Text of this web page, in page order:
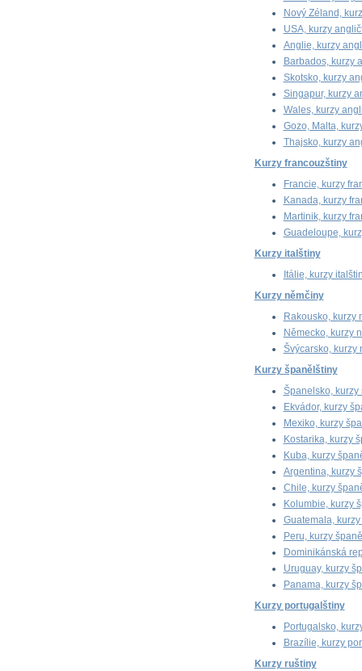
Nový Zéland,
USA, kurzy
Anglie, kurzy
Barbados, kurzy
Skotsko, kurzy
Singapur, kurzy
Wales, kurzy
Gozo, Malta,
Thajsko, kurzy
Kurzy francouzštiny
Francie, kurzy
Kanada, kurzy
Martinik, kurzy
Guadeloupe,
Kurzy italštiny
Itálie, kurzy
Kurzy němčiny
Rakousko, kurzy
Německo, kurzy
Švýcarsko, kurzy
Kurzy španělštiny
Španelsko, kurzy
Ekvádor, kurzy
Mexiko, kurzy
Kostarika, kurzy
Kuba, kurzy
Argentina, kurzy
Chile, kurzy
Kolumbie, kurzy
Guatemala,
Peru, kurzy
Dominikánská
Uruguay, kurzy
Panama, kurzy
Kurzy portugalštiny
Portugalsko,
Brazílie, kurzy
Kurzy ruštiny